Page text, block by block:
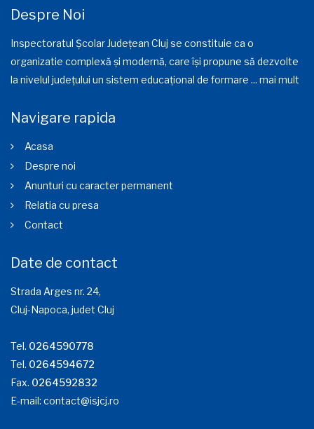
Despre Noi
Inspectoratul Școlar Județean Cluj se constituie ca o
organizatie complexă și modernă, care își propune să dezvolte
la nivelul județului un sistem educațional de formare ... mai mult
Navigare rapida
Acasa
Despre noi
Anunturi cu caracter permanent
Relatia cu presa
Contact
Date de contact
Strada Arges nr. 24,
Cluj-Napoca, judet Cluj
Tel. 0264590778
Tel. 0264594672
Fax. 0264592832
E-mail: contact@isjcj.ro